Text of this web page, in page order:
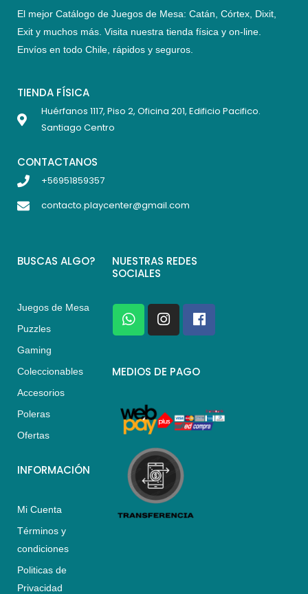
El mejor Catálogo de Juegos de Mesa: Catán, Córtex, Dixit,
Exit y muchos más. Visita nuestra tienda física y on-line.
Envíos en todo Chile, rápidos y seguros
TIENDA FÍSICA
Huérfanos 1117, Piso 2, Oficina 201, Edificio Pacifico.
Santiago Centro
CONTACTANOS
+56951859357
contacto.playcenter@gmail.com
BUSCAS ALGO?
Juegos de Mesa
Puzzles
Gaming
Coleccionables
Accesorios
Poleras
Ofertas
INFORMACIÓN
Mi Cuenta
Términos y
condiciones
Politicas de
Privacidad
NUESTRAS REDES
SOCIALES
W
h
a
s
p
I
n
s
a
a
m
F
a
c
b
k
MEDIOS DE PAGO